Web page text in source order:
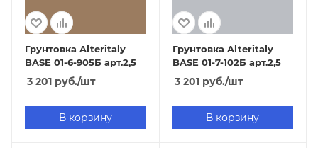
Грунтовка Alteritaly
BASE 01-6-905Б арт.2,5
3 201 руб./шт
В корзину
Грунтовка Alteritaly
BASE 01-7-102Б арт.2,5
3 201руб./шт
В корзину